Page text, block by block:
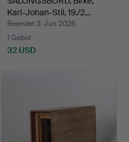
Karl-Johan-Stil, 19./2…
Beendet 3. Jun 2026
1 Gebot
32 USD